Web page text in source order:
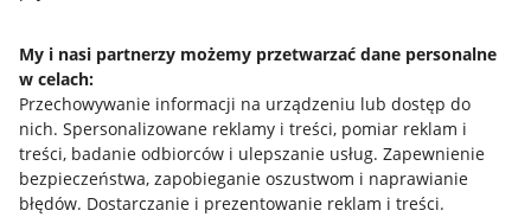
My i nasi partnerzy możemy przetwarzać dane personalne
w celach:
Przechowywanie informacji na urządzeniu lub dostęp do
nich. Spersonalizowane reklamy i treści, pomiar reklam i
treści, badanie odbiorców i ulepszanie usług. Zapewnienie
bezpieczeństwa, zapobieganie oszustwom i naprawianie
błędów. Dostarczanie i prezentowanie reklam i treści.
Allegro Gadane dla sprzedających
Allegro Gadane dla kupujących
Mapa miejscowości